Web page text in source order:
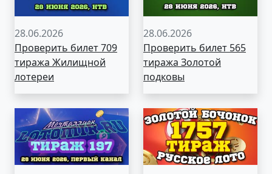
28.06.2026
Проверить билет 709
тиража Жилищной
лотереи
28.06.2026
Проверить билет 565
тиража Золотой
подковы